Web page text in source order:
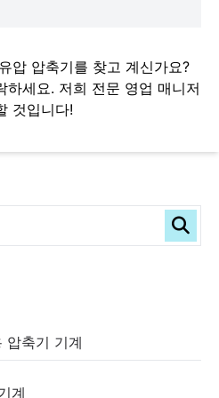
압축기 기계
계
압 압축기를 찾고 계신가요?
하세요. 저희 전문 영업 매니저
것입니다!